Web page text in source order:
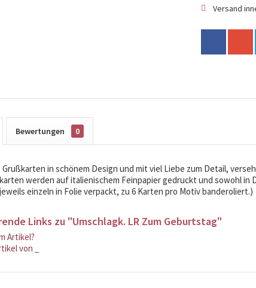
Versand
Bewertungen 0
in schönem Design und mit viel Liebe zum Detail,
werden auf italienischem Feinpapier gedruckt und sowohl in
jeweils einzeln in Folie verpackt, zu 6 Karten pro Motiv banderoliert.)
Links zu "Umschlagk. LR Zum Geburtstag"
Artikel?
von _